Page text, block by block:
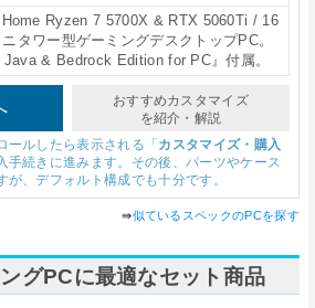
Ryzen 7 5700X & RTX 5060Ti / 16
タワー型ゲーミングデスクトップPC。
Java & Bedrock Edition for PC』付属。
おすすめカスタマイズ
を紹介・解説
ルしたら表示される「カスタマイズ・購入
手続きに進みます。その後、パーツやケース
、デフォルト構成でも十分です。
⇛似ているスペックのPCを探す
グPCに最適なセット商品